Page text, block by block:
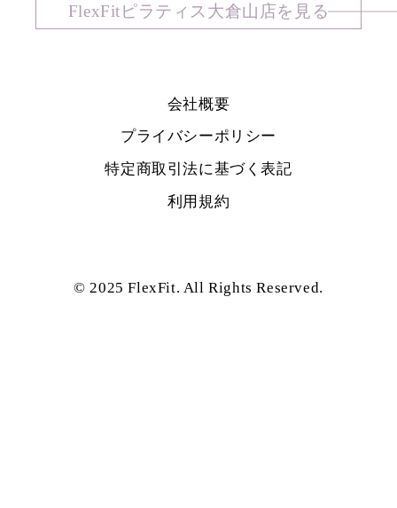
FlexFitピラティス大倉山店を見る
会社概要
プライバシーポリシー
特定商取引法に基づく表記
利用規約
© 2025 FlexFit. All Rights Reserved.